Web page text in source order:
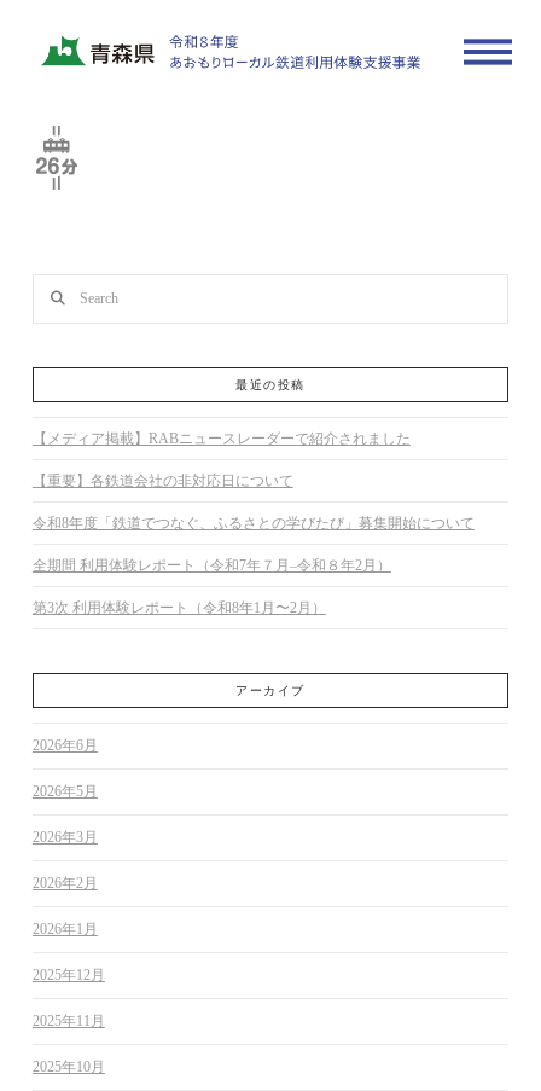
250701_konan-model-route03
最近の投稿
【メディア掲載】RABニュースレーダーで紹介されました
【重要】各鉄道会社の非対応日について
令和8年度「鉄道でつなぐ、ふるさとの学びたび」募集開始について
全期間 利用体験レポート（令和7年７月–令和８年2月）
第3次 利用体験レポート（令和8年1月〜2月）
アーカイブ
2026年6月
2026年5月
2026年3月
2026年2月
2026年1月
2025年12月
2025年11月
2025年10月